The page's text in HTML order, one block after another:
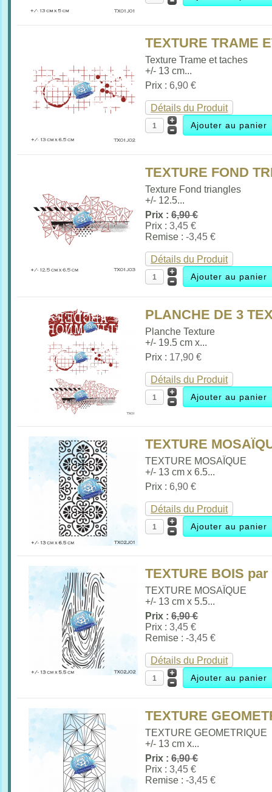
TEXTURE TRAME
Texture Trame et taches
+/- 13 cm...
Prix :6,90 €
Détails du Produit
TEXTURE FOND
Texture Fond triangles
+/- 12.5...
Prix :6,90 €
Prix :3,45 €
Remise :-3,45 €
Détails du Produit
PLANCHE DE 3
Planche Texture
+/- 19.5 cm x...
Prix : 17,90 €
Détails du Produit
TEXTURE
TEXTURE MOSAÏQUE
+/- 13 cm x 6.5...
Prix :6,90 €
Détails du Produit
TEXTURE BOIS
TEXTURE MOSAÏQUE
+/- 13 cm x 5.5...
Prix :6,90 €
Prix :3,45 €
Remise :-3,45 €
Détails du Produit
TEXTURE
TEXTURE GEOMETRIQUE
+/- 13 cm x...
Prix :6,90 €
Prix :3,45 €
Remise :-3,45 €